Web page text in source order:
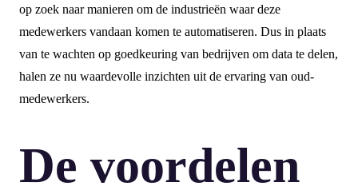
op zoek naar manieren om de industrieën waar deze
medewerkers vandaan komen te automatiseren. Dus in plaats
van te wachten op goedkeuring van bedrijven om data te delen,
halen ze nu waardevolle inzichten uit de ervaring van oud-
medewerkers.
De voordelen